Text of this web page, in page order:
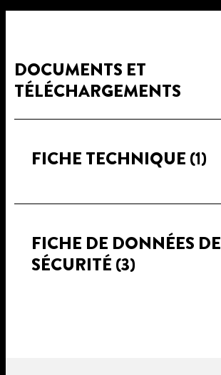
DOCUMENTS ET
TÉLÉCHARGEMENTS
FICHE TECHNIQUE (1)
FICHE DE DONNÉES DE
SÉCURITÉ (3)